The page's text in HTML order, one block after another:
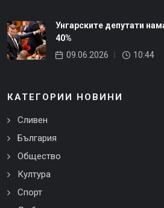
Унгарските депутати
40%
09.06.2026
10:44
КАТЕГОРИИ НОВИНИ
Сливен
България
Общество
Култура
Спорт